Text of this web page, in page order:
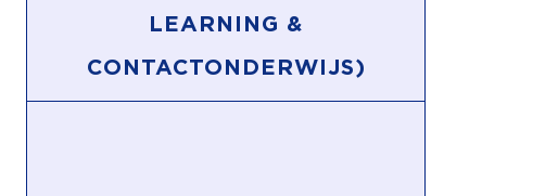
LEARNING &
CONTACTONDERWIJS)